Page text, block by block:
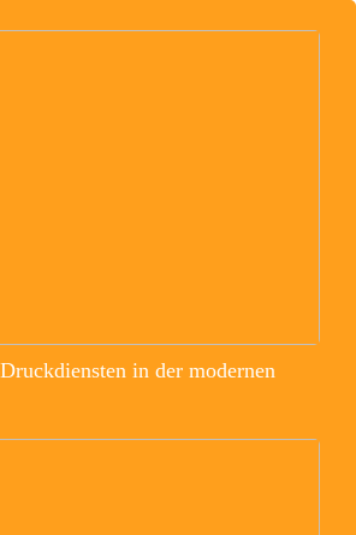
in der modernen